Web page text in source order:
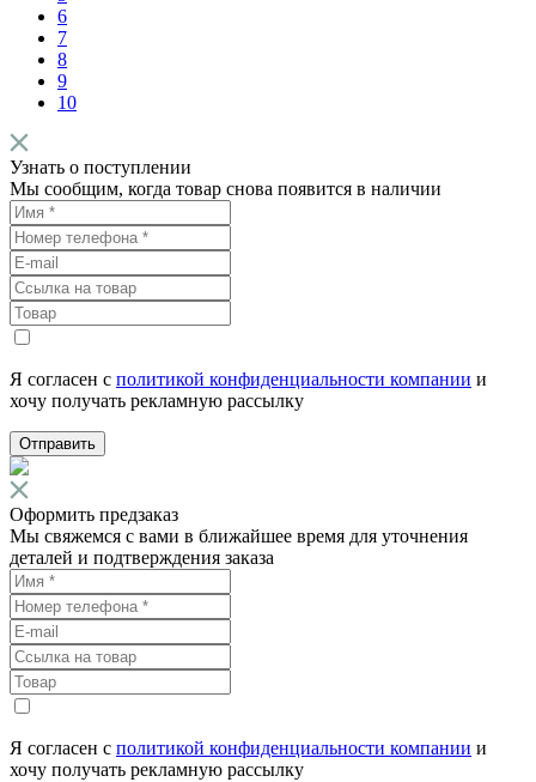
6
7
8
9
10
Узнать о поступлении
Мы сообщим, когда товар снова появится в наличии
Я согласен с политикой конфиденциальности компании и
хочу получать рекламную рассылку
Отправить
Оформить предзаказ
Мы свяжемся с вами в ближайшее время для уточнения
деталей и подтверждения заказа
Я согласен с политикой конфиденциальности компании и
хочу получать рекламную рассылку